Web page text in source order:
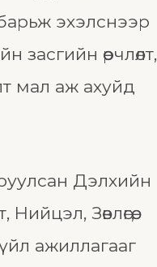
эхэлснээр
засгийн өөрчлөлт,
мал аж ахуйд
Дэлхийн
Зөвлөгөө,
ажиллагааг